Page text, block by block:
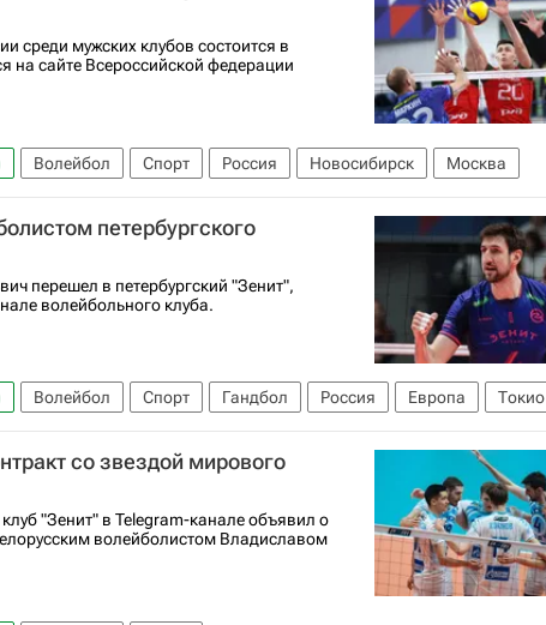
среди мужских клубов состоится в
на сайте Всероссийской федерации
Волейбол Спорт Россия Новосибирск
Москва
волейбола (ВФВ)
Локомотив (Калининград)
России по волейболу среди женщин
петербургского
перешел в петербургский "Зенит",
волейбольного клуба.
Волейбол Спорт Гандбол Россия Европа
Токио
со звездой мирового
"Зенит" в Telegram-канале объявил о
волейболистом Владиславом